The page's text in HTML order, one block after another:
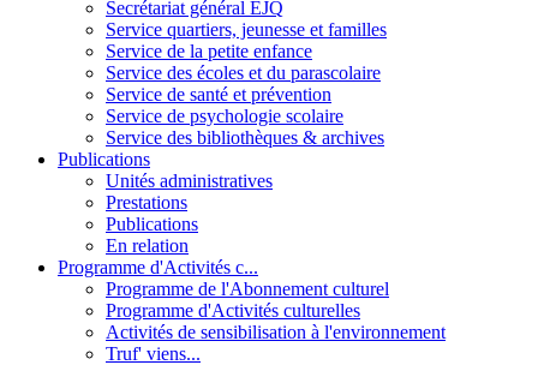
Secrétariat général EJQ
Service quartiers, jeunesse et familles
Service de la petite enfance
Service des écoles et du parascolaire
Service de santé et prévention
Service de psychologie scolaire
Service des bibliothèques & archives
Publications
Unités administratives
Prestations
Publications
En relation
Programme d'Activités c...
Programme de l'Abonnement culturel
Programme d'Activités culturelles
Activités de sensibilisation à l'environnement
Truf' viens...